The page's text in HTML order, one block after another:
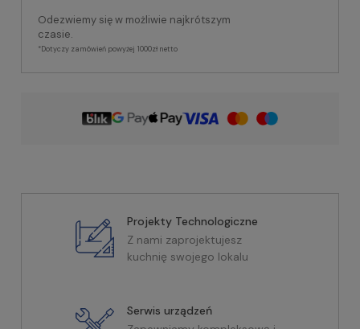
Odezwiemy się w możliwie najkrótszym
czasie.
*Dotyczy zamówień powyżej 1000zł netto
Projekty Technologiczne
Z nami zaprojektujesz
kuchnię swojego lokalu
Serwis urządzeń